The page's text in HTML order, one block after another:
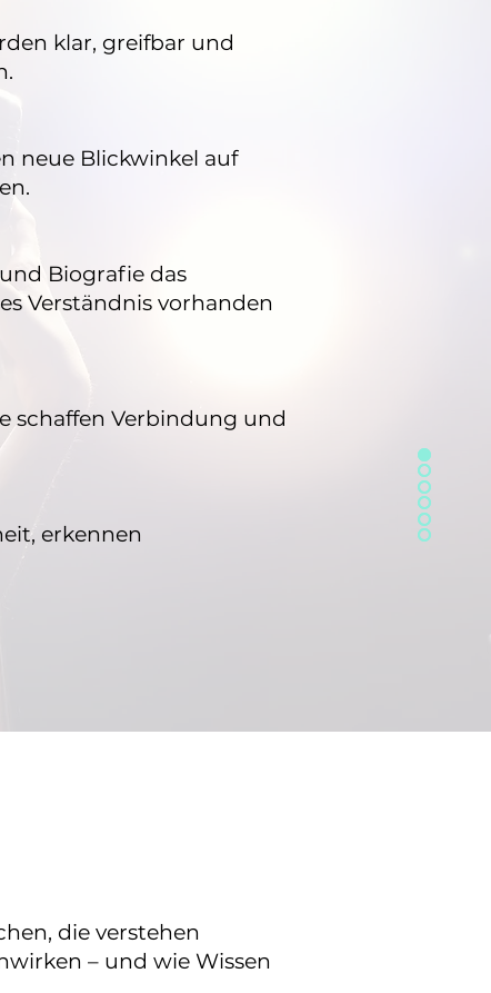
klar, greifbar und
neue Blickwinkel auf
Biografie das
Verständnis vorhanden
schaffen Verbindung und
erkennen
die verstehen
– und wie Wissen